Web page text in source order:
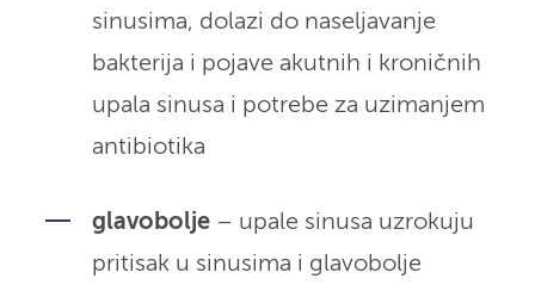
sinusima, dolazi do naseljavanje
bakterija i pojave akutnih i kroničnih
upala sinusa i potrebe za uzimanjem
antibiotika
glavobolje– upale sinusa uzrokuju
pritisak u sinusima i glavobolje